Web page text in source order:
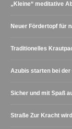
„Kleine“ meditative
Neuer Fördertopf für
Traditionelles
Azubis starten bei
Sicher und mit Spaß
Straße Zur Kracht